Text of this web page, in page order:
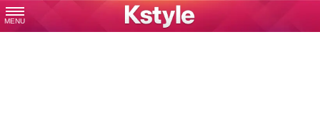
MENU